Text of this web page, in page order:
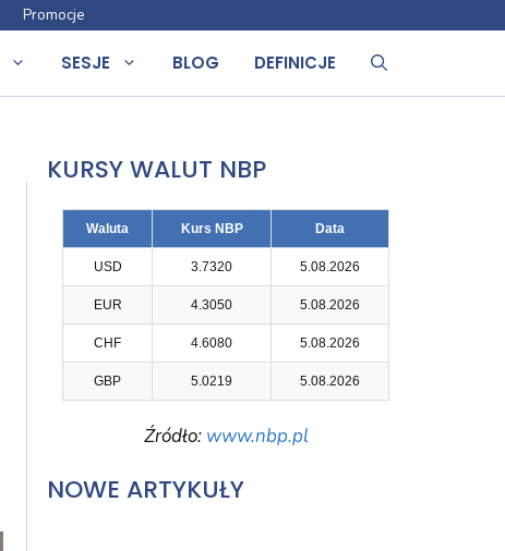
Promocje
SESJE BLOG DEFINICJE
KURSY WALUT NBP
Waluta Kurs NBP Data
USD 3.7320 5.08.2026
EUR 4.3050 5.08.2026
CHF 4.6080 5.08.2026
GBP 5.0219 5.08.2026
Źródło: www.nbp.pl
NOWE ARTYKUŁY